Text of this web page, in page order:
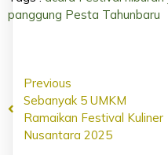
panggung Pesta Tahunbaru
Previous
Sebanyak 5 UMKM
Ramaikan Festival Kuliner
Nusantara 2025